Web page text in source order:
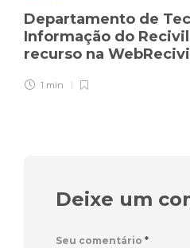
Departamento de
Informação do
recurso na WebRecivil
1 min
Deixe um
Seu comentário *